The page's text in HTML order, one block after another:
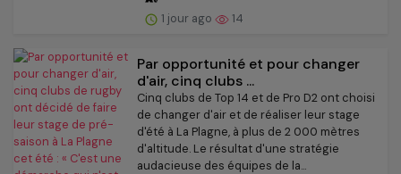
1 jour ago 14
Par opportunité et pour changer
d'air, cinq clubs ...
Cinq clubs de Top 14 et de Pro D2 ont choisi
de changer d'air et de réaliser leur stage
d'été à La Plagne, à plus de 2 000 mètres
d'altitude. Le résultat d'une stratégie
audacieuse des équipes de la...